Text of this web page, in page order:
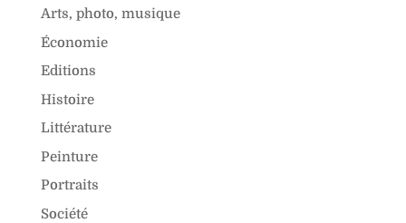
Arts, photo, musique
Économie
Editions
Histoire
Littérature
Peinture
Portraits
Société